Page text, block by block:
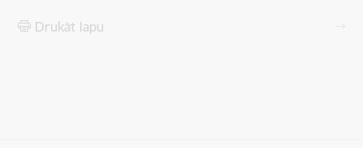
Drukāt lapu